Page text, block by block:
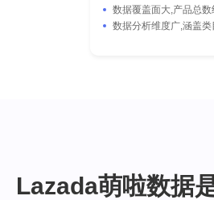
数据覆盖面大,产品总
数据分析维度广,涵盖
Lazada萌啦数据